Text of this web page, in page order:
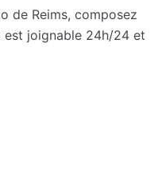
de Reims, composez
est joignable 24h/24 et